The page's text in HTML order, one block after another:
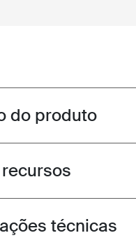
Toggle overview
do produto
Toggle features
Toggle techspec
técnicas